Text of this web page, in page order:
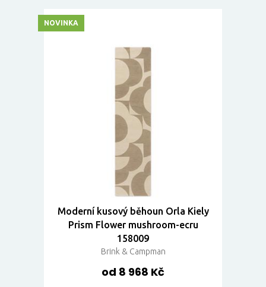
Moderní kusový běhoun Orla Kiely
Prism Flower mushroom-ecru
158009
Brink & Campman
od 8 968 Kč
NOVINKA